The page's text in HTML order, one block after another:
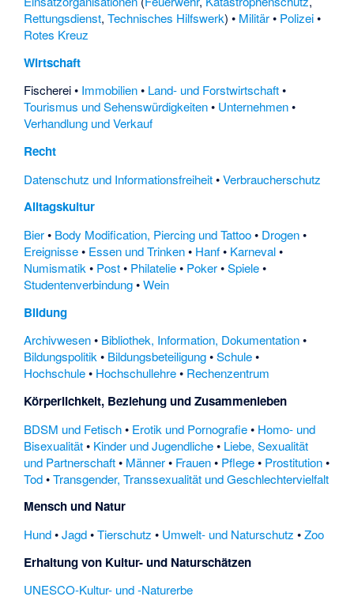
Rettungsdienst,Technisches Hilfswerk) • Militär• Polizei•
Rotes Kreuz
Wirtschaft
Fischerei• Immobilien• Land- und Forstwirtschaft•
Tourismus und Sehenswürdigkeiten• Unternehmen•
Verhandlung und Verkauf
Recht
Datenschutz und Informationsfreiheit•Verbraucherschutz
Alltagskultur
Bier• Body Modification, Piercing und Tattoo• Drogen•
Ereignisse• Essen und Trinken• Hanf• Karneval•
Numismatik • Post• Philatelie• Poker•Spiele•
Studentenverbindung•Wein
Bildung
Archivwesen• Bibliothek, Information, Dokumentation•
Bildungspolitik• Bildungsbeteiligung•Schule•
Hochschule• Hochschullehre• Rechenzentrum
Körperlichkeit, Beziehung und Zusammenleben
BDSM und Fetisch• Erotik und Pornografie• Homo- und
Bisexualität• Kinder und Jugendliche• Liebe, Sexualität
und Partnerschaft• Männer• Frauen• Pflege• Prostitution•
Tod•Transgender, Transsexualität und Geschlechtervielfalt
Mensch und Natur
Hund•Jagd•Tierschutz • Umwelt- und Naturschutz •Zoo
Erhaltung von Kultur- und Naturschätzen
UNESCO-Kultur- und -Naturerbe